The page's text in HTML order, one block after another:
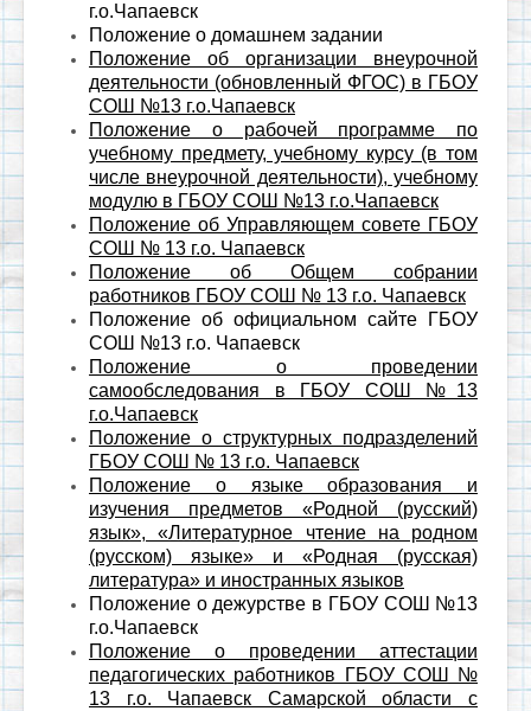
г.о.Чапаевск
Положение о домашнем задании
Положение об организации внеурочной
деятельности (обновленный ФГОС) в ГБОУ
СОШ №13 г.о.Чапаевск
Положение о рабочей программе по
учебному предмету, учебному курсу (в том
числе внеурочной деятельности), учебному
модулю в ГБОУ СОШ №13 г.о.Чапаевск
Положение об Управляющем совете ГБОУ
СОШ № 13 г.о. Чапаевск
Положение об Общем собрании
работников ГБОУ СОШ № 13 г.о. Чапаевск
Положение об официальном сайте ГБОУ
СОШ №13 г.о. Чапаевск
Положение о проведении
самообследования в ГБОУ СОШ №13
г.о.Чапаевск
Положение о структурных подразделений
ГБОУ СОШ № 13 г.о. Чапаевск
Положение о языке образования и
изучения предметов «Родной (русский)
язык», «Литературное чтение на родном
(русском) языке» и «Родная (русская)
литература» и иностранных языков
Положение о дежурстве в ГБОУ СОШ №13
г.о.Чапаевск
Положение о проведении аттестации
педагогических работников ГБОУ СОШ №
13 г.о. Чапаевск Самарской области с